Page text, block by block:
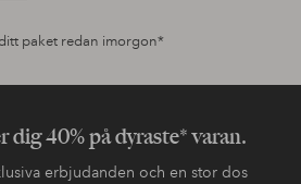
paket redan imorgon*
dig 40% på dyraste* varan.
erbjudanden och en stor dos